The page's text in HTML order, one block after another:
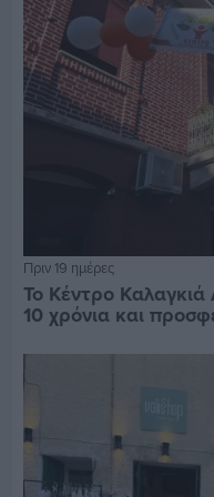
Πριν 19 ημέρες
Το Κέντρο
10 χρόνια και